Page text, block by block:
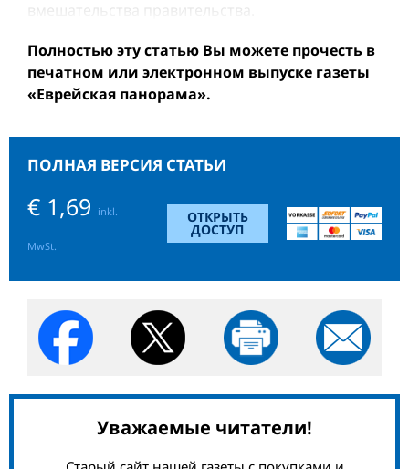
Полностью эту статью Вы можете прочесть в
печатном или электронном выпуске газеты
«Еврейская панорама».
ПОЛНАЯ ВЕРСИЯ СТАТЬИ
€ 1,69 inkl.
MwSt.
ОТКРЫТЬ
ДОСТУП
Уважаемые читатели!